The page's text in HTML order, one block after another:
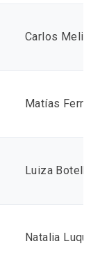
Carlos Melián
Matías
Luiza Botelho
Natalia Luque